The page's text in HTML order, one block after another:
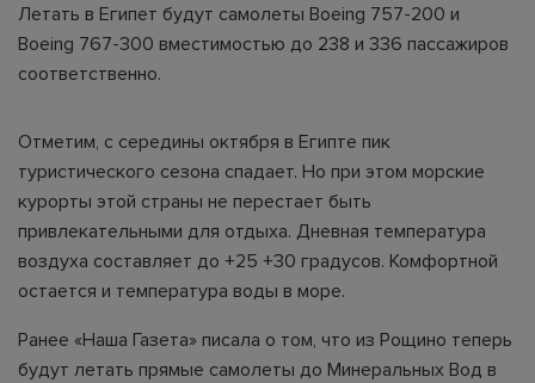
Летать в Египет будут самолеты Boeing 757-200 и
Boeing 767-300 вместимостью до 238 и 336 пассажиров
соответственно.
Отметим, с середины октября в Египте пик
туристического сезона спадает. Но при этом морские
курорты этой страны не перестает быть
привлекательными для отдыха. Дневная температура
воздуха составляет до +25 +30 градусов. Комфортной
остается и температура воды в море.
Ранее «Наша Газета» писала о том, что из Рощино теперь
будут летать прямые самолеты до Минеральных Вод в